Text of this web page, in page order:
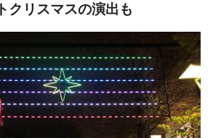
クリスマスの演出も